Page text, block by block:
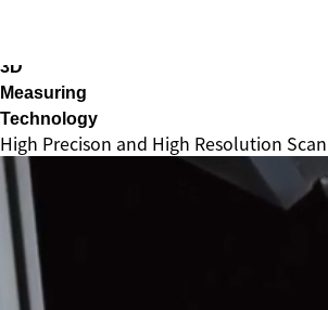
3D
Measuring
Technology
High Precison and High Resolution